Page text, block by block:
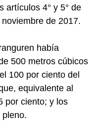
artículos 4° y 5° de
de 2017.
había
500 metros cúbicos
100 por ciento del
equivalente al
por ciento; y los